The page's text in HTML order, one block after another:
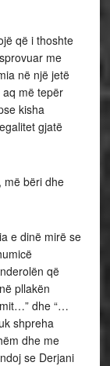
që i thoshte
me
në një jetë
më tepër
kisha
gjatë
më bëri dhe
e dinë mirë se
që
pllakën
dhe “…
shpreha
dhe me
se Derjani